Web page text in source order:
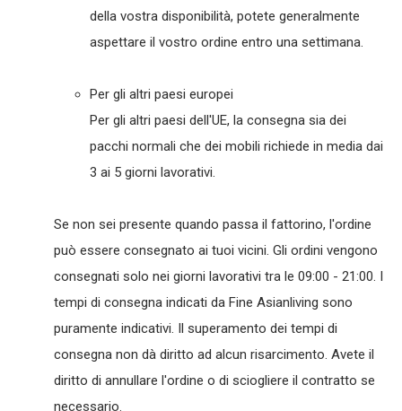
della vostra disponibilità, potete generalmente
aspettare il vostro ordine entro una settimana.
Per gli altri paesi europei
Per gli altri paesi dell'UE, la consegna sia dei
pacchi normali che dei mobili richiede in media dai
3 ai 5 giorni lavorativi.
Se non sei presente quando passa il fattorino, l'ordine
può essere consegnato ai tuoi vicini. Gli ordini vengono
consegnati solo nei giorni lavorativi tra le 09:00 - 21:00. I
tempi di consegna indicati da Fine Asianliving sono
puramente indicativi. Il superamento dei tempi di
consegna non dà diritto ad alcun risarcimento. Avete il
diritto di annullare l'ordine o di sciogliere il contratto se
necessario.